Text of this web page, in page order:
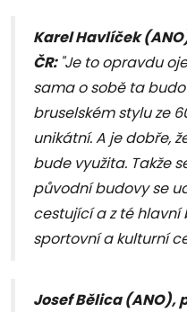
Karel Havlíček
ČR: "Je to opravdu
sama o sobě ta
bruselském stylu ze
unikátní. A je dobře,
bude využita. Takže
původní budovy se
cestující a z té
sportovní a kulturní
Josef Bělica